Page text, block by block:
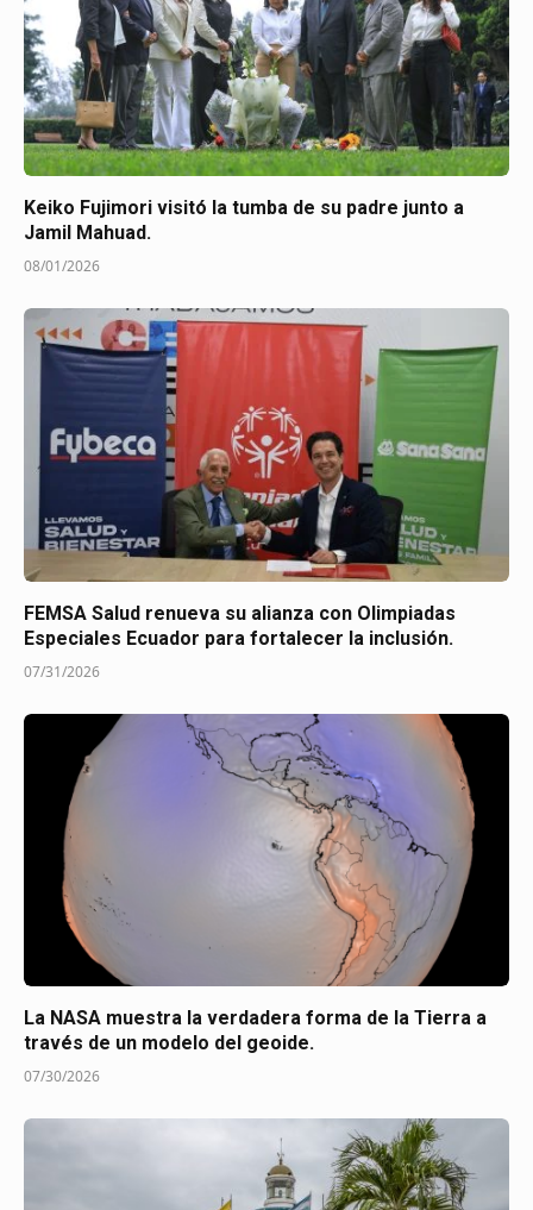
Keiko Fujimori visitó la tumba de su padre junto a
Jamil Mahuad.
08/01/2026
FEMSA Salud renueva su alianza con Olimpiadas
Especiales Ecuador para fortalecer la inclusión.
07/31/2026
La NASA muestra la verdadera forma de la Tierra a
través de un modelo del geoide.
07/30/2026